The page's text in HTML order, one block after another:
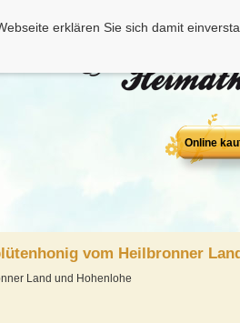
erklären Sie sich damit
Online
vom Heilbronner
Land und Hohenlohe